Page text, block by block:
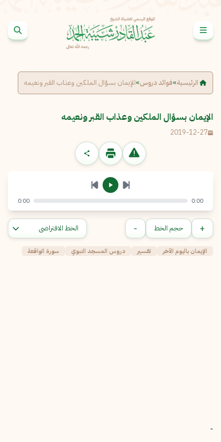
الرئيسية»فوائد دروس»الإيمان بسؤال الملكين وعذاب القبر ونعيمه
الإيمان بسؤال الملكين وعذاب القبر ونعيمه
2019-12-27
الإبلاغ عن مشكلة
الرسالة
إرسال إلغاء
0:00
0:00
+ حجم الخط -
الإيمان باليوم الآخر تفسير دروس المسجد النبوي سورة الواقعة
-